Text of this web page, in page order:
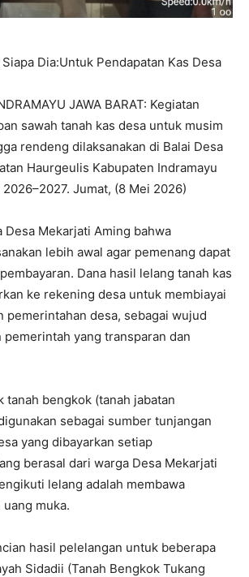
Siapa Dia:Untuk Pendapatan Kas Desa
JAWA BARAT: Kegiatan
sawah tanah kas desa untuk musim
rendeng dilaksanakan di Balai Desa
Haurgeulis Kabupaten Indramayu
Jumat, (8 Mei 2026)
Desa Mekarjati Aming bahwa
lebih awal agar pemenang dapat
Dana hasil lelang tanah kas
ke rekening desa untuk membiayai
pemerintahan desa, sebagai wujud
pemerintah yang transparan dan
tanah bengkok (tanah jabatan
sebagai sumber tunjangan
yang dibayarkan setiap
berasal dari warga Desa Mekarjati
lelang adalah membawa
muka.
hasil pelelangan untuk beberapa
Sidadii (Tanah Bengkok Tukang